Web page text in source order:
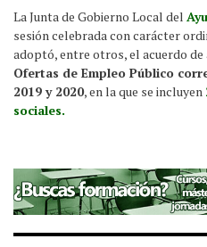
La Junta de Gobierno Local del
sesión celebrada con carácter
adoptó, entre otros, el acuerdo
Ofertas de Empleo Público
2019 y 2020, en la que se incluyen
sociales.